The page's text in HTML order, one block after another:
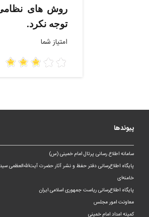
روش­ های
توجه نکرد.
امتیاز شما
پیوندها
سامانه اطلاع رسانی پرتال امام خمینی (س)
پایگاه اطلاع‌رسانی دفتر حفظ و نشر آثار حضرت آیت‌الله‌العظمی
خامنه‌ای
پایگاه اطلاع‌رسانی ریاست‌ جمهوری اسلامی ایران
معاونت امور مجلس
کمیته امداد امام خمینی